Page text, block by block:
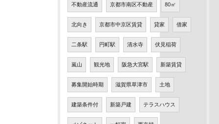
不動産流通 京都市南区不動産 80㎡
北向き 京都市中京区賃貸 貸家 借家
二条駅 円町駅 清水寺 伏見稲荷
嵐山 観光地 阪急大宮駅 新築賃貸
募集開始時期 滋賀県草津市 土地
建築条件付 新築戸建 テラスハウス